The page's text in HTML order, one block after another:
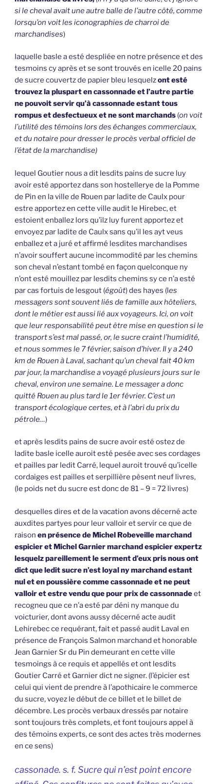
si le cheval avait une autre balle de l’autre côté, comme
lorsqu’on voit les iconographies de charroi de
marchandises)
laquelle basle a esté despliée en notre présence et des
tesmoins cy après et se sont trouvés en icelle 20 pains
de sucre couvertz de papier bleu lesquelzont esté
trouvez la pluspart en cassonnade et l’autre partie
ne pouvoit servir qu’à cassonnade estant tous
rompus et desfectueux et ne sont marchands (on voit
l’utilité des témoins lors des échanges commerciaux,
et du notaire pour dresser le procès verbal officiel de
l’état de la marchandise)
lequel Goutier nous a dit lesdits pains de sucre luy
avoir esté apportez dans son hostellerye de la Pomme
de Pin en la ville de Rouen par ladite de Caulx pour
estre apportez en cette ville audit le Hirebec, et
estoient enballez lors qu’ilz luy furent apportez et
envoyez par ladite de Caulx sans qu’il les ayt veus
enballez et a juré et affirmé lesdites marchandises
n’avoir souffert aucune incommodité par les chemins
son cheval n’estant tombé en façon quelconque ny
n’ont esté mouillez par lesdits chemins sy ce n’a esté
par cas fortuis de lesgout (égoût) des hayes (les
messagers sont souvent liés de famille aux hôteliers,
dont le métier est aussi lié aux voyageurs. Ici, on voit
que leur responsabilité peut être mise en question si le
transport s’est mal passé, or, le sucre craint l’humidité,
et nous sommes le 7 février, saison d’hiver. Il y a 240
km de Rouen à Laval, sachant qu’un cheval fait 40 km
par jour, la marchandise a voyagé plusieurs jours sur le
cheval, environ une semaine. Le messager a donc
quitté Rouen au plus tard le 1er février. C’est un
transport écologique certes, et à l’abri du prix du
pétrole…)
et après lesdits pains de sucre avoir esté ostez de
ladite basle icelle auroit esté pesée avec ses cordages
et pailles par ledit Carré, lequel auroit trouvé qu’icelle
cordaiges est pailles et serpillière pèsent neuf livres,
(le poids net du sucre est donc de 81 – 9 = 72 livres)
desquelles dires et de la vacation avons décerné acte
auxdites partyes pour leur valloir et servir ce que de
raison en présence de Michel Robeveille marchand
espicier et Michel Garnier marchand espicier expertz
lesquelz pareillement le serment d’eux pris nous ont
dict que ledit sucre n’est loyal ny marchand estant
nul et en poussière comme cassonnade et ne peut
valloir et estre vendu que pour prix de cassonnadeet
recogneu que ce n’a esté par déni ny manque du
voicturier, dont avons aussy décerné acte audit
Lehirebec ce requérant, fait et passé audit Laval en
présence de François Salmon marchand et honorable
Jean Garnier Sr du Pin demeurant en cette ville
tesmoings à ce requis et appellés et ont lesdits
Goutier Carré et Garnier dict ne signer. (l’épicier est
celui qui vient de prendre à l’apothicaire le commerce
du sucre, voyez le début de ce billet et le billet de
décembre. Les procès verbaux dressés par notaire
sont toujours très complets, et font toujours appel à
des témoins experts, ce sont des actes très modernes
en ce sens)
cassonade. s. f. Sucre qui n’est point encore